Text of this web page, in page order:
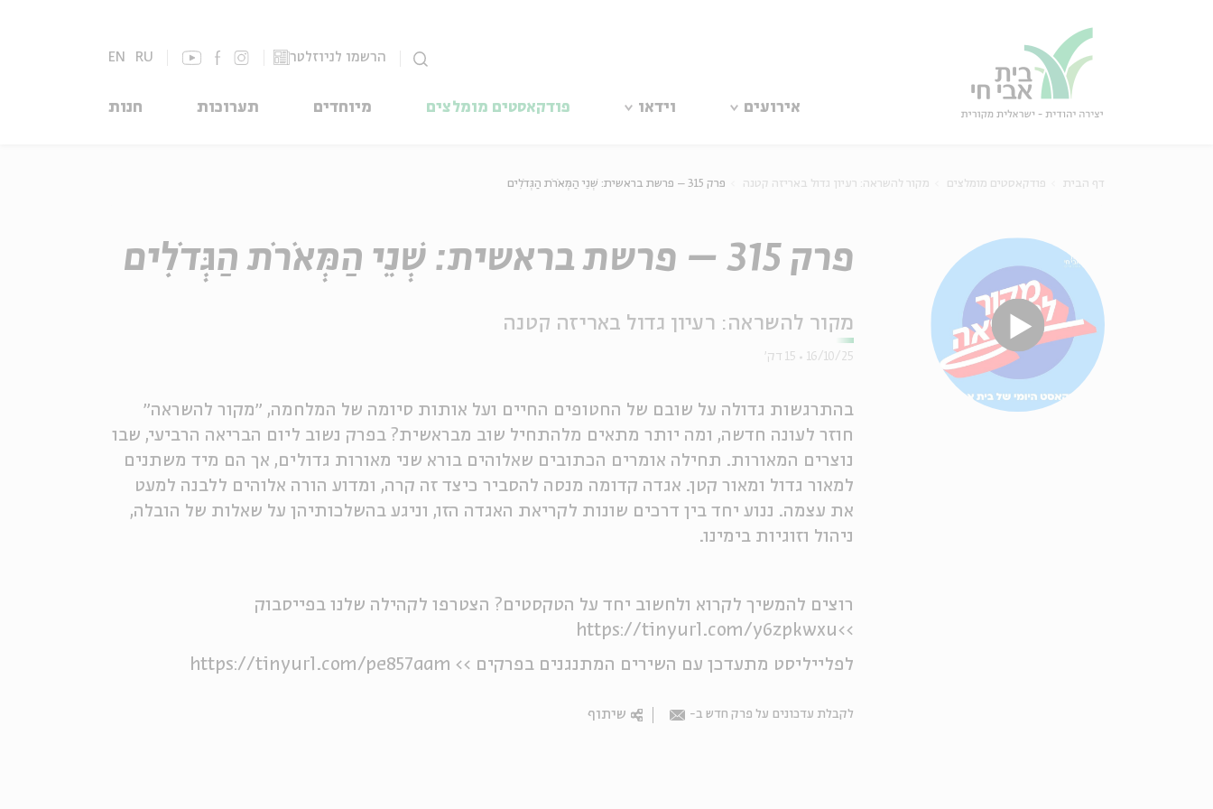
הרשמו לניוזלטר EN RU
אירועים וידאו פודקאסטים מומלצים מיוחדים תערוכות חנות
דף הבית פודקאסטים מומלצים מקור להשראה: רעיון גדול באריזה קטנה פרק 315 – פרשת בראשית: שְׁנֵי הַמְּאֹרֹת הַגְּדֹלִים
פרק 315 – פרשת בראשית: שְׁנֵי הַמְּאֹרֹת הַגְּדֹלִים
מקור להשראה: רעיון גדול באריזה קטנה
16/10/25 15 דק'
בהתרגשות גדולה על שובם של החטופים החיים ועל אותות סיומה של המלחמה, ״מקור להשראה״
חוזר לעונה חדשה, ומה יותר מתאים מלהתחיל שוב מבראשית? בפרק נשוב ליום הבריאה הרביעי, שבו
נוצרים המאורות. תחילה אומרים הכתובים שאלוהים בורא שני מאורות גדולים, אך הם מיד משתנים
למאור גדול ומאור קטן. אגדה קדומה מנסה להסביר כיצד זה קרה, ומדוע הורה אלוהים ללבנה למעט
את עצמה. ננוע יחד בין דרכים שונות לקריאת האגדה הזו, וניגע בהשלכותיהן על שאלות של הובלה,
ניהול וזוגיות בימינו.
רוצים להמשיך לקרוא ולחשוב יחד על הטקסטים? הצטרפו לקהילה שלנו בפייסבוק
>>
https://tinyurl.com/y6zpkwxu
לפלייליסט מתעדכן עם השירים המתנגנים בפרקים >> https://tinyurl.com/pe857aam
לקבלת עדכונים על פרק חדש ב- Email שיתוף